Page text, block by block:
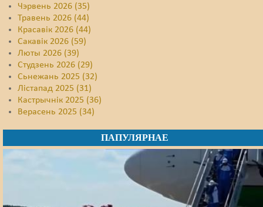
Чэрвень 2026 (35)
Травень 2026 (44)
Красавік 2026 (44)
Сакавік 2026 (59)
Люты 2026 (39)
Студзень 2026 (29)
Сьнежань 2025 (32)
Лістапад 2025 (31)
Кастрычнік 2025 (36)
Верасень 2025 (34)
ПАПУЛЯРНАЕ